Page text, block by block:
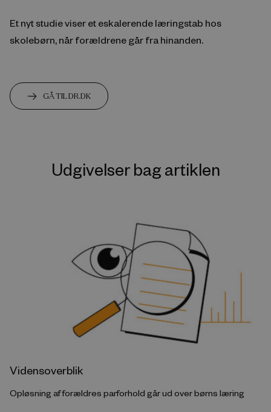
Et nyt studie viser et eskalerende læringstab hos
skolebørn, når forældrene går fra hinanden.
GÅ TIL DR.DK
Udgivelser bag artiklen
Vidensoverblik
Opløsning af forældres parforhold går ud over børns læring